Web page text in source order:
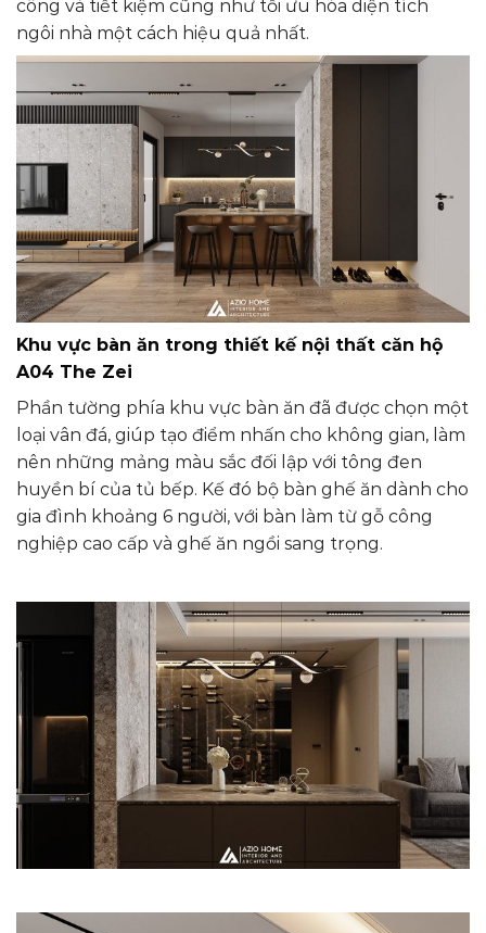
công và tiết kiệm cũng như tối ưu hóa diện tích
ngôi nhà một cách hiệu quả nhất.
Khu vực bàn ăn trong thiết kế nội thất căn hộ
A04 The Zei
Phần tường phía khu vực bàn ăn đã được chọn một
loại vân đá, giúp tạo điểm nhấn cho không gian, làm
nên những mảng màu sắc đối lập với tông đen
huyền bí của tủ bếp. Kế đó bộ bàn ghế ăn dành cho
gia đình khoảng 6 người, với bàn làm từ gỗ công
nghiệp cao cấp và ghế ăn ngồi sang trọng.